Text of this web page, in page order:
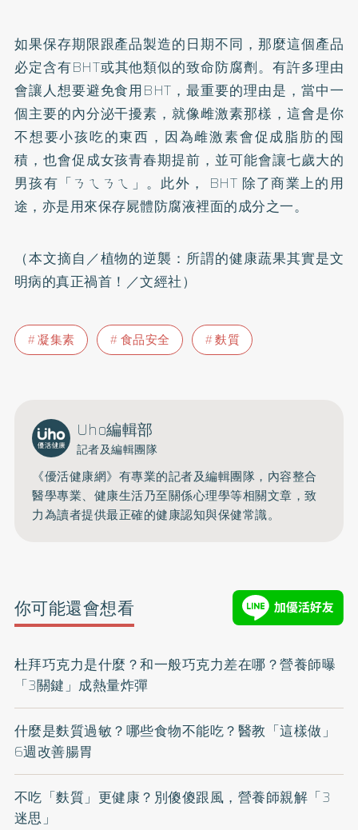
如果保存期限跟產品製造的日期不同，那麼這個產品
必定含有BHT或其他類似的致命防腐劑。有許多理由
會讓人想要避免食用BHT，最重要的理由是，當中一
個主要的內分泌干擾素，就像雌激素那樣，這會是你
不想要小孩吃的東西，因為雌激素會促成脂肪的囤
積，也會促成女孩青春期提前，並可能會讓七歲大的
男孩有「ㄋㄟㄋㄟ」。此外， BHT 除了商業上的用
途，亦是用來保存屍體防腐液裡面的成分之一。
（本文摘自／植物的逆襲：所謂的健康蔬果其實是文
明病的真正禍首！／文經社）
凝集素 食品安全 麩質
Uho編輯部
記者及編輯團隊
《優活健康網》有專業的記者及編輯團隊，內容整合
醫學專業、健康生活乃至關係心理學等相關文章，致
力為讀者提供最正確的健康認知與保健常識。
你可能還會想看
杜拜巧克力是什麼？和一般巧克力差在哪？營養師曝
「3關鍵」成熱量炸彈
什麼是麩質過敏？哪些食物不能吃？醫教「這樣做」
6週改善腸胃
不吃「麩質」更健康？別傻傻跟風，營養師親解「3
迷思」